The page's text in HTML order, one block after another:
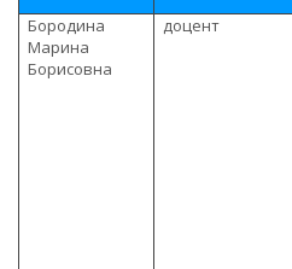
Бородина
Марина
Борисовна
доцент